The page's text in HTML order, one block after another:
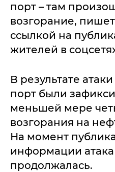
порт – там
возгорание, пишет
ссылкой на
жителей в
В результате
порт были
меньшей мере
возгорания на
На момент
информации
продолжалась.